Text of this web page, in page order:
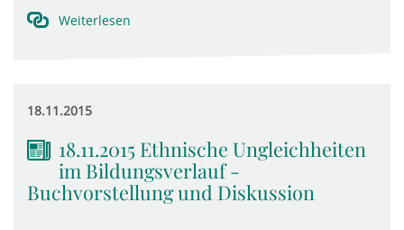
Weiterlesen
18.11.2015
18.11.2015 Ethnische Ungleichheiten
im Bildungsverlauf -
Buchvorstellung und Diskussion